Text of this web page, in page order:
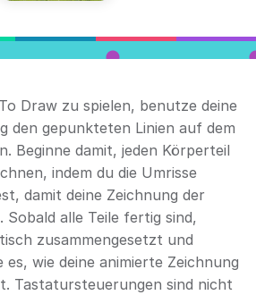
Draw zu spielen, benutze deine
den gepunkteten Linien auf dem
Beginne damit, jeden Körperteil
indem du die Umrisse
damit deine Zeichnung der
Sobald alle Teile fertig sind,
zusammengesetzt und
es, wie deine animierte Zeichnung
Tastatursteuerungen sind nicht